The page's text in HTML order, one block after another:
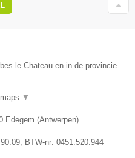
le Chateau en in de provincie
▼
Edegem (Antwerpen)
, BTW-nr: 0451.520.944